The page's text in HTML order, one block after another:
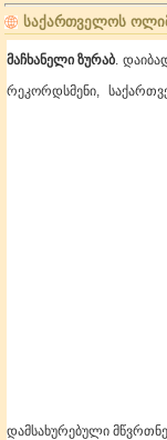
საქართველოს
მაჩხანელი ზურაბ.
რეკორდსმენი,